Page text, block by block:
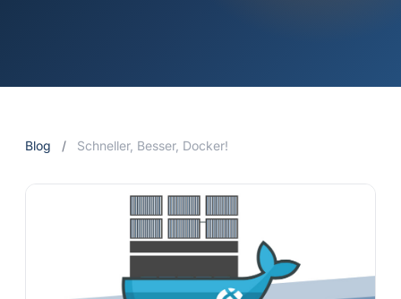
Blog / Schneller, Besser, Docker!